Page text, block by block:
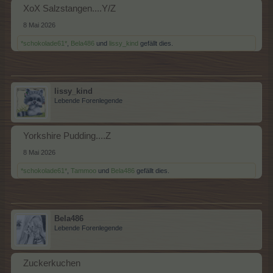
XoX Salzstangen....Y/Z
8 Mai 2026
*schokolade61* Bela486 und lissy_kind gefällt dies.
lissy_kind
Lebende Forenlegende
Yorkshire Pudding....Z
8 Mai 2026
*schokolade61* Tammoo und Bela486 gefällt dies.
Bela486
Lebende Forenlegende
Zuckerkuchen